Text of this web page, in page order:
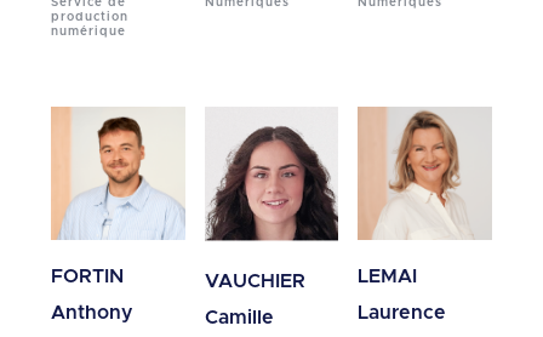
production
numérique
FORTIN
Anthony
VAUCHIER
Camille
LEMAI
Laurence